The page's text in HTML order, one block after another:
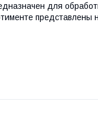
для
представлены